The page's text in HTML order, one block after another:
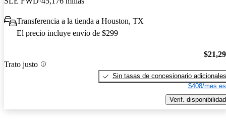
Transferencia a la tienda a Houston, TX
El precio incluye envío de $299
Trato justo
Sin tasas de concesionario adicionales
$408/mes
Verif. disponibilidad